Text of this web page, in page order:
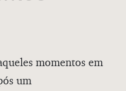
momentos em
um